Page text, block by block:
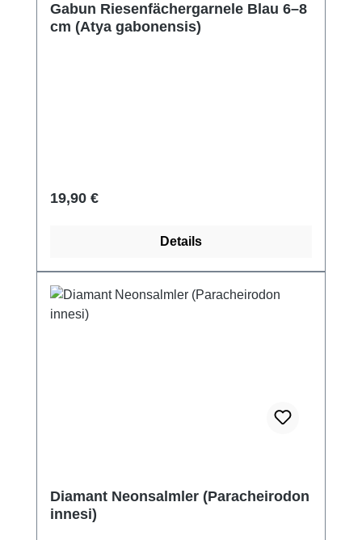
Gabun Riesenfächergarnele Blau 6–8
cm (Atya gabonensis)
Regulärer Preis:
19,90 €
Details
Diamant Neonsalmler (Paracheirodon
innesi)